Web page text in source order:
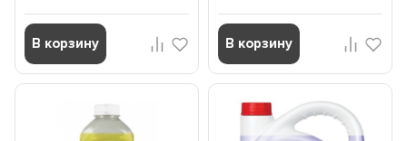
В корзину В корзину